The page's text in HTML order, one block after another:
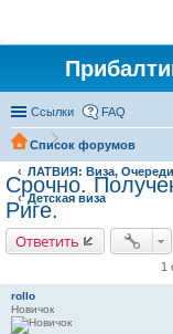
Ссылки FAQ
Список форумов
ЛАТВИЯ: Виза,
Детская виза
Срочно.
Риге.
Ответить
1
rollo
Новичок